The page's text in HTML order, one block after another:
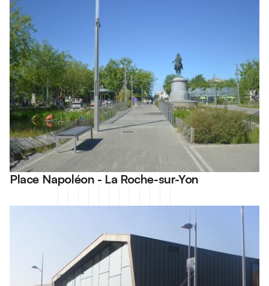
Place Napoléon - La Roche-sur-Yon